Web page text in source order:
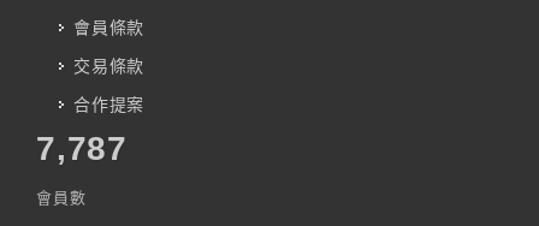
會員條款
交易條款
合作提案
7,787
會員數